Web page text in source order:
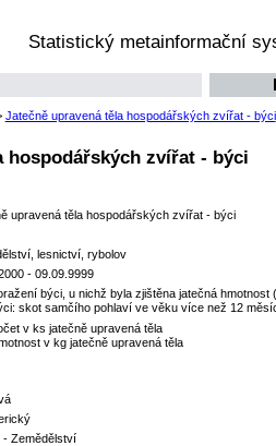
Statistický metainformační
Jatečně upravená těla hospodářských zvířat - býci
hospodářských zvířat - býci
upravená těla hospodářských zvířat - býci
lesnictví, rybolov
- 09.09.9999
býci, u nichž byla zjištěna jatečná
skot samčího pohlaví ve věku více než 12
v ks jatečně upravená těla
v kg jatečně upravená těla
- Zemědělství